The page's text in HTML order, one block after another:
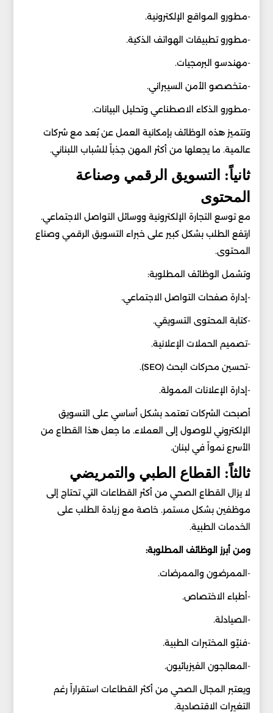
-مطورو المواقع الإلكترونية.
-مطورو تطبيقات الهواتف الذكية.
-مهندسو البرمجيات.
-متخصصو الأمن السيبراني.
-مطورو الذكاء الاصطناعي وتحليل البيانات.
وتتميز هذه الوظائف بإمكانية العمل عن بُعد مع شركات
عالمية. ما يجعلها من أكثر المهن جذباً للشباب اللبناني.
ثانياً: التسويق الرقمي وصناعة
المحتوى
مع توسع التجارة الإلكترونية ووسائل التواصل الاجتماعي.
ارتفع الطلب بشكل كبير على خبراء التسويق الرقمي وصناع
المحتوى.
وتشمل الوظائف المطلوبة:
-إدارة صفحات التواصل الاجتماعي.
-كتابة المحتوى التسويقي.
-تصميم الحملات الإعلانية.
-تحسين محركات البحث (SEO).
-إدارة الإعلانات الممولة.
أصبحت الشركات تعتمد بشكل أساسي على التسويق
الإلكتروني للوصول إلى العملاء. ما جعل هذا القطاع من
الأسرع نمواً في لبنان.
ثالثاً: القطاع الطبي والتمريضي
لا يزال القطاع الصحي من أكثر القطاعات التي تحتاج إلى
موظفين بشكل مستمر. خاصة مع زيادة الطلب على
الخدمات الطبية.
ومن أبرز الوظائف المطلوبة:
-الممرضون والممرضات.
-أطباء الاختصاص.
-الصيادلة.
-فنيّو المختبرات الطبية.
-المعالجون الفيزيائيون.
ويعتبر المجال الصحي من أكثر القطاعات استقراراً رغم
التغيرات الاقتصادية.